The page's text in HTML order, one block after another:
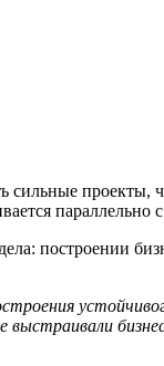
параллельно
построении
выстраивали